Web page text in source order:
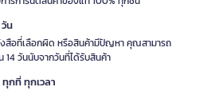
น
งสือที่เลือกผิด หรือสินค้ามีปัญหา คุณสามารถ
14 วันนับจากวันที่ได้รับสินค้า
กที่ ทุกเวลา